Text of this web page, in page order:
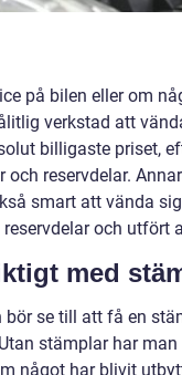
på bilen eller om
verkstad att
billigaste priset,
och reservdelar.
smart att vända
och utfört
med
se till att få en
stämplar har
något har blivit